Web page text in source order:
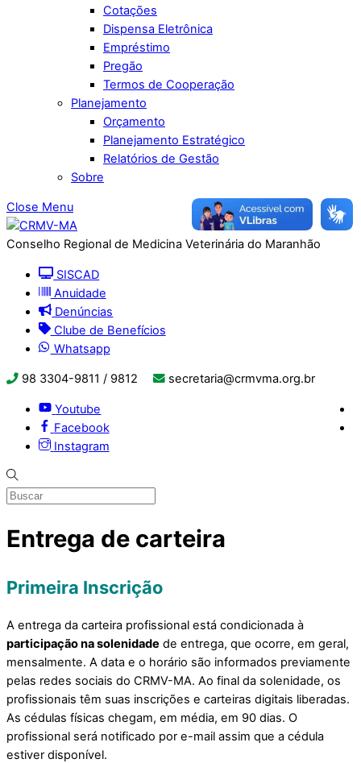
Cotações
Dispensa Eletrônica
Empréstimo
Pregão
Termos de Cooperação
Planejamento
Orçamento
Planejamento Estratégico
Relatórios de Gestão
Sobre
Close Menu
Conselho Regional de Medicina Veterinária do Maranhão
SISCAD
Anuidade
Denúncias
Clube de Benefícios
Whatsapp
98 3304-9811 / 9812 secretaria@crmvma.org.br
Youtube
Facebook
Instagram
Entrega de carteira
Primeira Inscrição
A entrega da carteira profissional está condicionada à
participação na solenidade de entrega, que ocorre, em geral,
mensalmente. A data e o horário são informados previamente
pelas redes sociais do CRMV-MA. Ao final da solenidade, os
profissionais têm suas inscrições e carteiras digitais liberadas.
As cédulas físicas chegam, em média, em 90 dias. O
profissional será notificado por e-mail assim que a cédula
estiver disponível.